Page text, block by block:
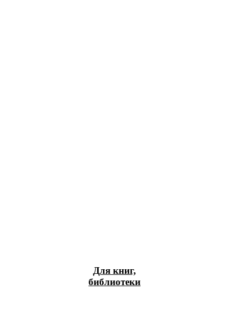
Для книг,
библиотеки